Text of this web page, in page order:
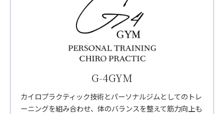
G-4GYM
カイロプラクティック技術とパーソナルジムとしてのトレ
ーニングを組み合わせ、体のバランスを整えて筋力向上も